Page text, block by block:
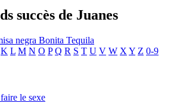
succès de Juanes
negra Bonita Tequila
K L M N O P Q R S T U V W X Y Z 0-9
le sexe